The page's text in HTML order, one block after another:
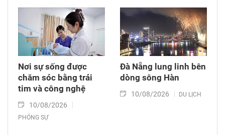
sĩ (GS.TS.) Thứ trưởng Bộ Y tế Trần Văn Thuấn
đã có những chia sẻ về thực tế y tế biển đảo
hiện nay cũng như định hướng phát triển trong
thời gian tới…
Nơi sự sống được
chăm sóc bằng trái
tim và công nghệ
10/08/2026
PHÓNG SỰ
Đà Nẵng lung linh bên
dòng sông Hàn
10/08/2026 DU LỊCH